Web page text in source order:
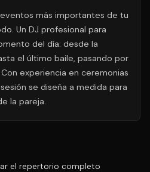
más importantes de tu
Un DJ profesional para
del día: desde la
el último baile, pasando por
experiencia en ceremonias
se diseña a medida para
la pareja.
el repertorio completo